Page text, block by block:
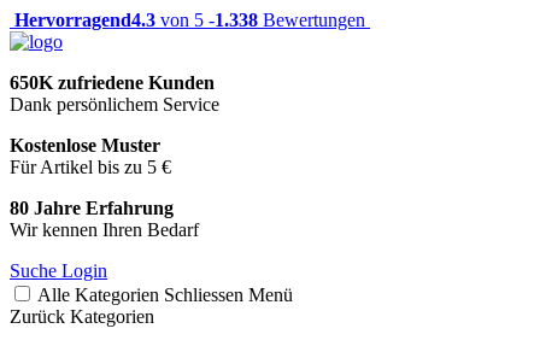
Hervorragend4.3 von 5 -1.338 Bewertungen
650K zufriedene Kunden
Dank persönlichem Service
Kostenlose Muster
Für Artikel bis zu 5 €
80 Jahre Erfahrung
Wir kennen Ihren Bedarf
Suche Login
Alle Kategorien Schliessen Menü
Zurück Kategorien